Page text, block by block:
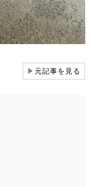
▶元記事を見る